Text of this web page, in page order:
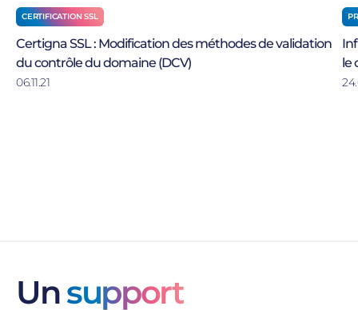
CERTIFICATION SSL
Certigna SSL : Modification des méthodes de validation
du contrôle du domaine (DCV)
06.11.21
le
Unsupport